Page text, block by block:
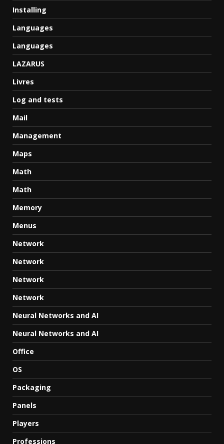
Installing
Languages
Languages
LAZARUS
Livres
Log and tests
Mail
Management
Maps
Math
Math
Memory
Menus
Network
Network
Network
Network
Neural Networks and AI
Neural Networks and AI
Office
OS
Packaging
Panels
Players
Professions